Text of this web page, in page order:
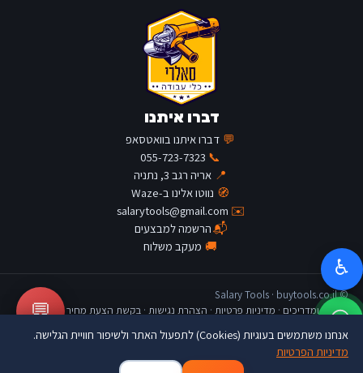
דברו איתנו
💬 דברו איתנו בוואטסאפ
📞
055-723-7323
📍 אריה רגב 3, נתניה
🧭 נווטו אלינו ב-Waze
✉️
salarytools@gmail.com
📬הרשמה למבצעים
🚚 מעקב משלוח
© Salary Tools · buytools.co.il
כתבות ומדריכים · מדיניות פרטיות · הצהרת נגישות · בקשת הצעת מחיר 💬
♿
אנחנו משתמשים בעוגיות (Cookies) לתפעול האתר ולשיפור חוויית הגלישה.
מדיניות הפרטיות